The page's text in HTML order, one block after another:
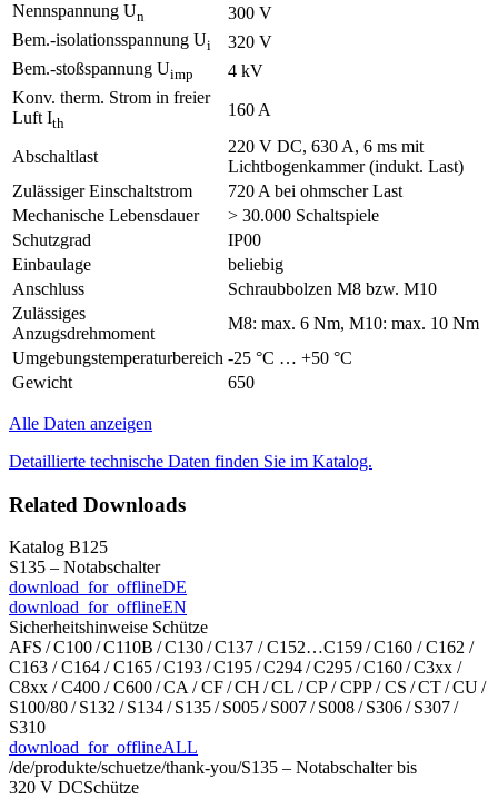
Nennspannung Un
300 V
Bem.-isolationsspannung Ui
320 V
Bem.-stoßspannung Uimp
4 kV
Konv. therm. Strom in freier
Luft Ith
160 A
Abschaltlast
220 V DC, 630 A, 6 ms mit
Lichtbogenkammer (indukt. Last)
Zulässiger Einschaltstrom
720 A bei ohmscher Last
Mechanische Lebensdauer
> 30.000 Schaltspiele
Schutzgrad
IP00
Einbaulage
beliebig
Anschluss
Schraubbolzen M8 bzw. M10
Zulässiges
Anzugsdrehmoment
M8: max. 6 Nm, M10: max. 10 Nm
Umgebungstemperaturbereich -25 °C … +50 °C
Gewicht
650
Alle Daten anzeigen
Detaillierte technische Daten finden Sie im Katalog.
Related Downloads
Katalog B125
S135 – Notabschalter
download_for_offlineDE
download_for_offlineEN
Sicherheitshinweise Schütze
AFS / C100 / C110B / C130 / C137 / C152…C159 / C160 / C162 /
C163 / C164 / C165 / C193 / C195 / C294 / C295 / C160 / C3xx /
C8xx / C400 / C600 / CA / CF / CH / CL / CP / CPP / CS / CT / CU /
S100/80 / S132 / S134 / S135 / S005 / S007 / S008 / S306 / S307 /
S310
download_for_offlineALL
/de/produkte/schuetze/thank-you/S135 – Notabschalter bis
320 V DCSchütze